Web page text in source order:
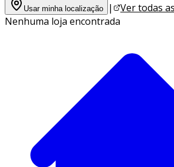
Usar minha localização |
Ver todas
Nenhuma loja encontrada